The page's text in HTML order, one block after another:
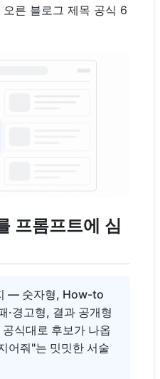
른 블로그 제목 공식 6
프롬프트에 심
— 숫자형, How-to
·경고형, 결과 공개형
식대로 후보가 나옵
어줘"는 밋밋한 서술